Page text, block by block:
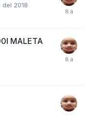
del 2018
MALETA